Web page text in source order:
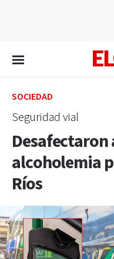
SOCIEDAD
Seguridad vial
Desafectaron
alcoholemia
Ríos